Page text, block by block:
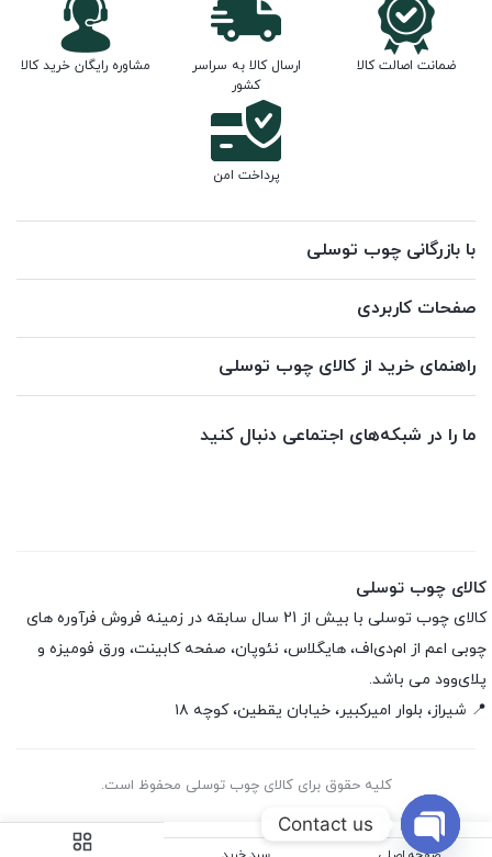
ضمانت اصالت کالا
ارسال کالا به سراسر
کشور
مشاوره رایگان خرید کالا
پرداخت امن
با بازرگانی چوب توسلی
صفحات کاربردی
راهنمای خرید از کالای چوب توسلی
ما را در شبکه‌های اجتماعی دنبال کنید
کالای چوب توسلی
کالای چوب توسلی با بیش از 21 سال سابقه در زمینه فروش فرآوره های
چوبی اعم از ام‌دی‌اف، هایگلاس، نئوپان، صفحه کابینت، ورق فومیزه و
پلای‌وود می باشد.
📍 شیراز، بلوار امیرکبیر، خیابان یقطین، کوچه ۱۸
کلیه حقوق برای کالای چوب توسلی محفوظ است.
Contact us